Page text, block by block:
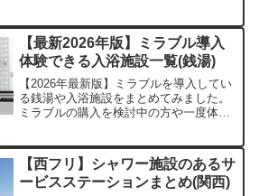
用したことがあるのではないでしょう
か。いざ利用しようと思った...
【最新2026年版】ミラブル導入
体験できる入浴施設一覧(銭湯)
【2026年最新版】ミラブルを導入してい
る銭湯や入浴施設をまとめてみました。
ミラブルの購入を検討中の方や一度体験
【西フリ】シャワー施設のあるサ
ービスステーションまとめ(関西)